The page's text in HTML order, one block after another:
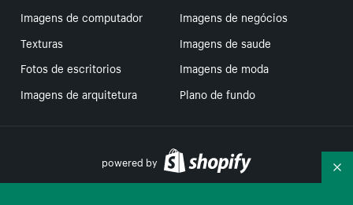
Imagens de computador
Imagens de negócios
Texturas
Imagens de saude
Fotos de escritorios
Imagens de moda
Imagens de arquitetura
Plano de fundo
powered by